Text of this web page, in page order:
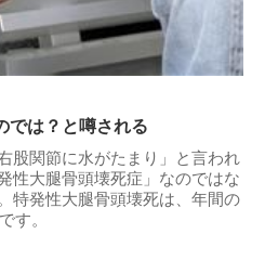
では？と噂される
股関節に水がたまり」と言われ
性大腿骨頭壊死症」なのではな
特発性大腿骨頭壊死は、年間の
す。